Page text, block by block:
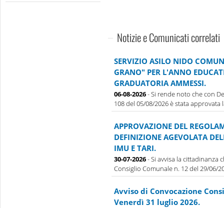
Notizie e Comunicati correlati
SERVIZIO ASILO NIDO
GRANO" PER L'ANNO
GRADUATORIA AMMESSI.
06-08-2026- Si rende noto che con
108 del 05/08/2026 è stata approvata
APPROVAZIONE DEL
DEFINIZIONE AGEVOLATA
IMU E TARI.
30-07-2026- Si avvisa la cittadinanza
Consiglio Comunale n. 12 del 29/06/
Avviso di Convocazione
Venerdì 31 luglio 2026.